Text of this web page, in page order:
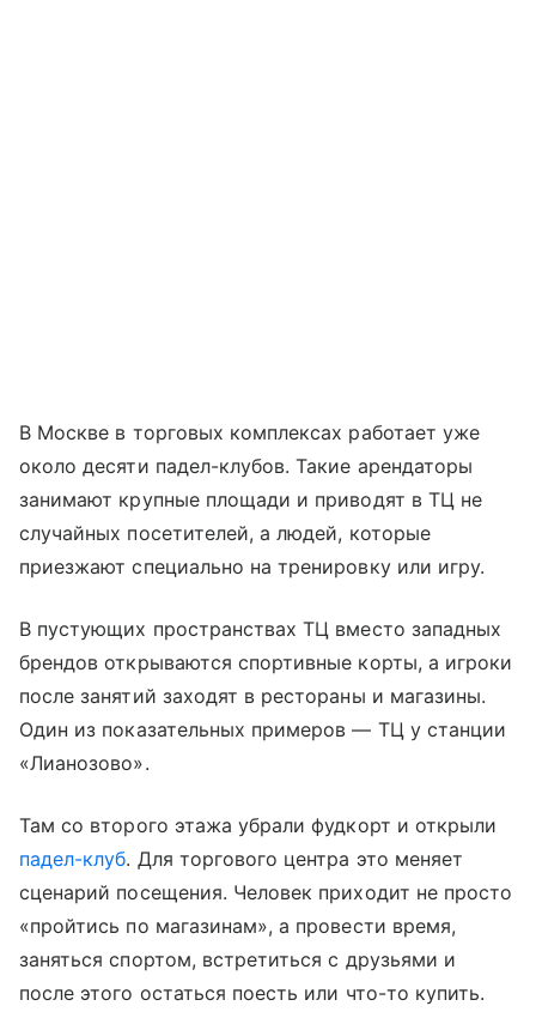
В Москве в торговых комплексах работает уже
около десяти падел-клубов. Такие арендаторы
занимают крупные площади и приводят в ТЦ не
случайных посетителей, а людей, которые
приезжают специально на тренировку или игру.
В пустующих пространствах ТЦ вместо западных
брендов открываются спортивные корты, а игроки
после занятий заходят в рестораны и магазины.
Один из показательных примеров — ТЦ у станции
«Лианозово».
Там со второго этажа убрали фудкорт и открыли
падел-клуб. Для торгового центра это меняет
сценарий посещения. Человек приходит не просто
«пройтись по магазинам», а провести время,
заняться спортом, встретиться с друзьями и
после этого остаться поесть или что-то купить.